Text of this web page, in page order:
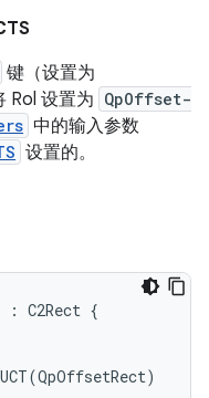
键（设置为
Rol 设置为 QpOffset-
中的输入参数
设置的。
: C2Rect {